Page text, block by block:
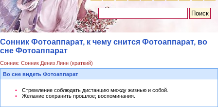
Сонник Фотоаппарат, к чему снится Фотоаппарат, во
сне Фотоаппарат
Сонник: Сонник Дениз Линн (краткий)
Во сне видеть Фотоаппарат
Стремление соблюдать дистанцию между жизнью и собой.
Желание сохранить прошлое; воспоминания.